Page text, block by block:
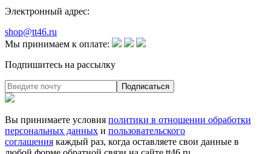
Электронный адрес:
shop@tt46.ru
Мы принимаем к оплате:
Подпишитесь на рассылку
Вы принимаете условия политики в отношении обработки
персональных данных и пользовательского
соглашения каждый раз, когда оставляете свои данные в